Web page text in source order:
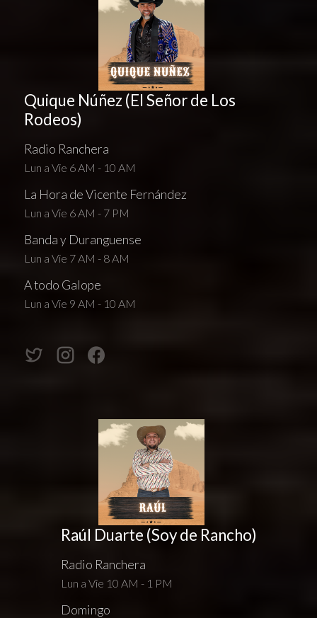
Quique Núñez (El Señor de Los
Rodeos)
Radio Ranchera
Lun a Vie 6 AM - 10 AM
La Hora de Vicente Fernández
Lun a Vie 6 AM - 7 PM
Banda y Duranguense
Lun a Vie 7 AM - 8 AM
A todo Galope
Lun a Vie 9 AM - 10 AM
Raúl Duarte (Soy de Rancho)
Radio Ranchera
Lun a Vie 10 AM - 1 PM
Domingo